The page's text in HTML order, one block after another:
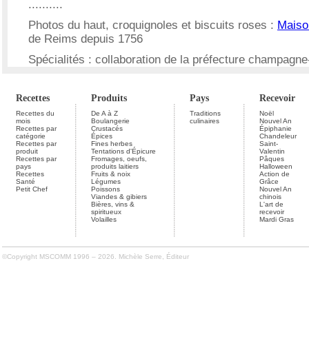
..........
Photos du haut, croquignoles et biscuits roses :
de Reims depuis 1756
Spécialités : collaboration de la préfecture
Recettes Produits Pays Recevoir
Recettes du
mois
Recettes par
catégorie
Recettes par
produit
Recettes par
pays
Recettes
Santé
Petit Chef
De A à Z
Boulangerie
Crustacés
Épices
Fines herbes
Tentations d'Épicure
Fromages, oeufs,
produits laitiers
Fruits & noix
Légumes
Poissons
Viandes & gibiers
Bières, vins &
spiritueux
Volailles
Traditions
culinaires
Noël
Nouvel An
Épiphanie
Chandeleur
Saint-
Valentin
Pâques
Halloween
Action de
Grâce
Nouvel An
chinois
L'art de
recevoir
Mardi Gras
©Copyright MSCOMM 1996 – 2026. Michèle Serre, Éditeur